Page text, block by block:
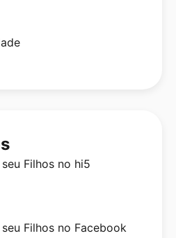
Filhos no hi5
Filhos no Facebook